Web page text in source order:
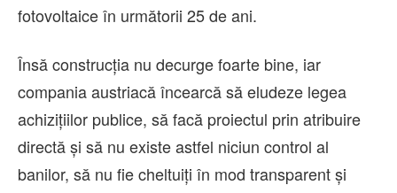
fotovoltaice în următorii 25 de ani.
Însă construcția nu decurge foarte bine, iar
compania austriacă încearcă să eludeze legea
achizițiilor publice, să facă proiectul prin atribuire
directă și să nu existe astfel niciun control al
banilor, să nu fie cheltuiți în mod transparent și